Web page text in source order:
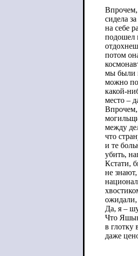
Впрочем,
сидела
на себе
подошел
потом
мы были
можно
какой-
место –
Впрочем,
между
что
и те
убить,
Кстати,
не
ожидали,
Да, я –
Что
в глотку
даже